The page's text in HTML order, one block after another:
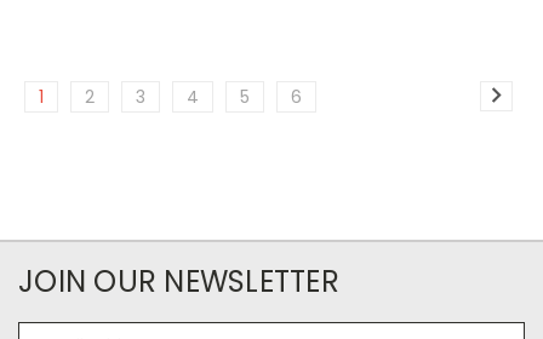
1 2 3 4 5 6
JOIN OUR NEWSLETTER